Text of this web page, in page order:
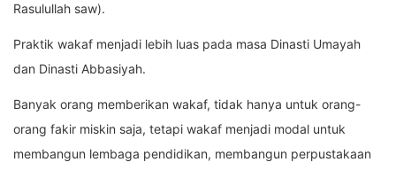
Rasulullah saw).
Praktik wakaf menjadi lebih luas pada masa Dinasti Umayah
dan Dinasti Abbasiyah.
Banyak orang memberikan wakaf, tidak hanya untuk orang-
orang fakir miskin saja, tetapi wakaf menjadi modal untuk
membangun lembaga pendidikan, membangun perpustakaan